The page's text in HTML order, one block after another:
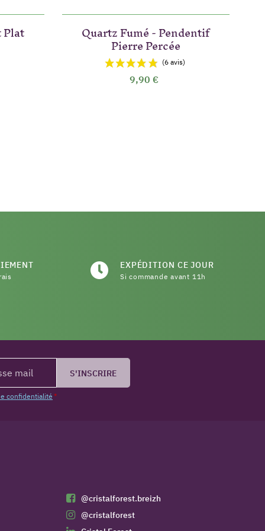
Quartz Fumé - Pendentif
Pierre Percée
9,90 €
EXPÉDITION CE JOUR
Si commande avant 11h
confidentialité *
S'INSCRIRE
@cristalforest.breizh
@cristalforest